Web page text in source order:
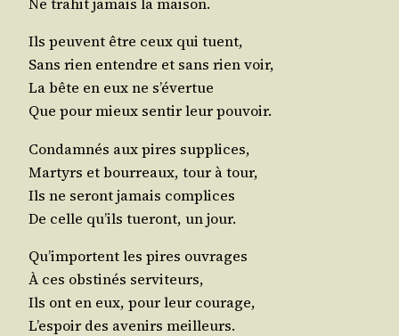
Ils peuvent être ceux qui tuent,
Sans rien entendre et sans rien voir,
La bête en eux ne s’évertue
Que pour mieux sen­tir leur pouvoir.
Condam­nés aux pires supplices,
Mar­tyrs et bour­reaux, tour à tour,
Ils ne seront jamais complices
De celle qu’ils tue­ront, un jour.
Qu’im­portent les pires ouvrages
À ces obs­ti­nés serviteurs,
Ils ont en eux, pour leur courage,
L’es­poir des ave­nirs meilleurs.